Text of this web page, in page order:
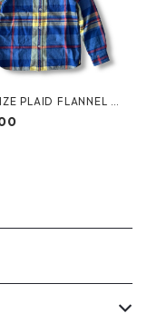
PLAID FLANNEL S
Supreme